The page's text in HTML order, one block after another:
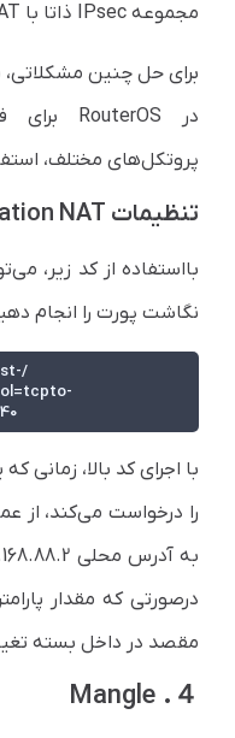
مجموعه IPsec ذاتا با NAT سازگاری ندارند.
پروتکل‌های مختلف،
تنظیمات Destination NAT
با‌استفاده از کد زیر،
نگاشت پورت را انجام
مقصد در داخل بسته
４. Mangle